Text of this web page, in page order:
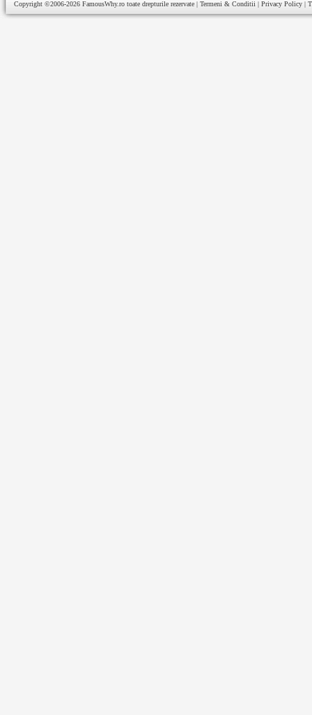
Copyright ©2006-2026 FamousWhy.ro toate drepturile rezervate | Termeni & Conditii | Privacy Policy |